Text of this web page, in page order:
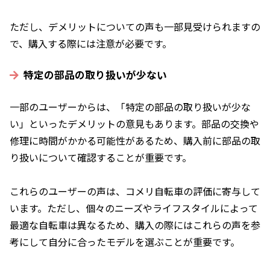
ただし、デメリットについての声も一部見受けられますの
で、購入する際には注意が必要です。
特定の部品の取り扱いが少ない
一部のユーザーからは、「特定の部品の取り扱いが少な
い」といったデメリットの意見もあります。部品の交換や
修理に時間がかかる可能性があるため、購入前に部品の取
り扱いについて確認することが重要です。
これらのユーザーの声は、コメリ自転車の評価に寄与して
います。ただし、個々のニーズやライフスタイルによって
最適な自転車は異なるため、購入の際にはこれらの声を参
考にして自分に合ったモデルを選ぶことが重要です。